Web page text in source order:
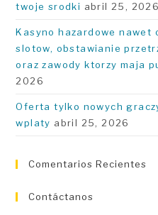
twoje srodki abril 25, 2026
Kasyno hazardowe
slotow, obstawianie
oraz zawody ktorzy maja
2026
Oferta tylko nowych
wplaty abril 25, 2026
Comentarios Recientes
Contáctanos